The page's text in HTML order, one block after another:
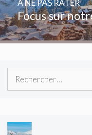
Focus sur
A NE PAS RATER